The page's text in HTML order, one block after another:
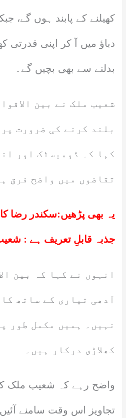
کھیلنے کے پابند ہوں گے،
دباؤ میں آ کر اپنی قدرتی
بدلنے سے بھی بچیں گے۔
شعیب ملک نے بین
بلند کرنے کی ضرورت
کہا کہ ڈومیسٹک اور
تقاضوں میں واضح فرق
یہ بھی پڑھیں:سکندر رضا کا
جذبہ قابلِ تعریف ہے :
انہوں نے کہا کہ بین
آدھی تیاری کے ساتھ
نہیں۔ ہمیں مکمل طور
کھلاڑی درکار ہیں۔
واضح رہے کہ شعیب ملک
تجاویز اس وقت سامنے